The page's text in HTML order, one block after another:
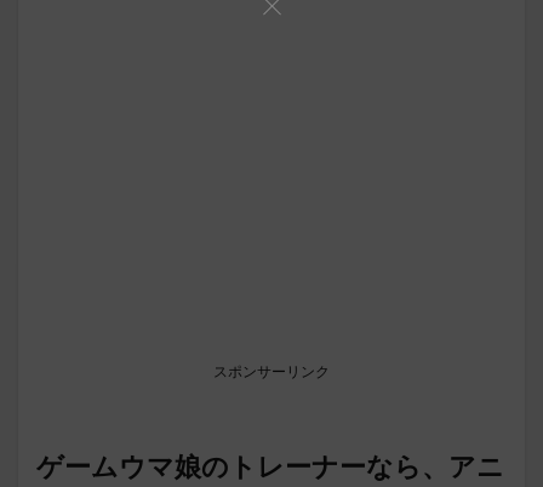
スポンサーリンク
ゲームウマ娘のトレーナーなら、アニ